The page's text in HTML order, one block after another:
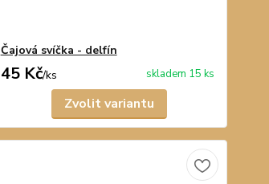
Čajová svíčka - delfín
45 Kč/ks skladem 15 ks
Zvolit variantu